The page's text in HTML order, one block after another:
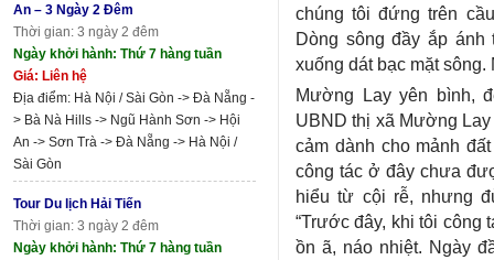
An – 3 Ngày 2 Đêm
Thời gian: 3 ngày 2 đêm
Ngày khởi hành: Thứ 7 hàng tuần
Giá: Liên hệ
Địa điểm: Hà Nội / Sài Gòn -> Đà Nẵng -
> Bà Nà Hills -> Ngũ Hành Sơn -> Hội
An -> Sơn Trà -> Đà Nẵng -> Hà Nội /
Sài Gòn
Tour Du lịch Hải Tiến
Thời gian: 3 ngày 2 đêm
Ngày khởi hành: Thứ 7 hàng tuần
chúng tôi đứng trên
Dòng sông đầy ắp
xuống dát bạc mặt
Mường Lay yên bình,
UBND thị xã Mường
cảm dành cho mảnh
công tác ở đây chưa
hiểu từ cội rễ, nhưng
“Trước đây, khi tôi công
ồn ã, náo nhiệt. Ngày